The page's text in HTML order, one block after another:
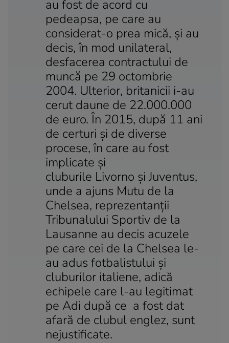
au fost de acord cu
pedeapsa, pe care au
considerat-o prea mică, şi au
decis, în mod unilateral,
desfacerea contractului de
muncă pe 29 octombrie
2004. Ulterior, britanicii i-au
cerut daune de 22.000.000
de euro. În 2015, după 11 ani
de certuri şi de diverse
procese, în care au fost
implicate şi
cluburile Livorno şi Juventus,
unde a ajuns Mutu de la
Chelsea, reprezentanţii
Tribunalului Sportiv de la
Lausanne au decis acuzele
pe care cei de la Chelsea le-
au adus fotbalistului şi
cluburilor italiene, adică
echipele care l-au legitimat
pe Adi după ce a fost dat
afară de clubul englez, sunt
nejustificate.